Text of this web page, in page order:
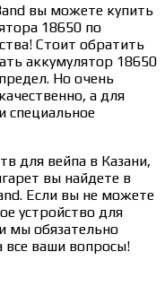
вы можете купить
18650 по
Стоит обратить
аккумулятор 18650
Но очень
а для
специальное
для вейпа в Казани,
вы найдете в
Если вы не можете
устройство для
мы обязательно
ваши вопросы!